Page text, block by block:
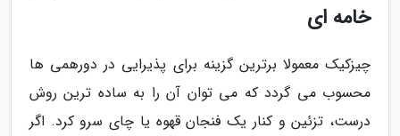
خامه ای
چیزکیک معمولا برترین گزینه برای پذیرایی در دورهمی ها
محسوب می گردد که می توان آن را به ساده ترین روش
درست، تزئین و کنار یک فنجان قهوه یا چای سرو کرد. اگر